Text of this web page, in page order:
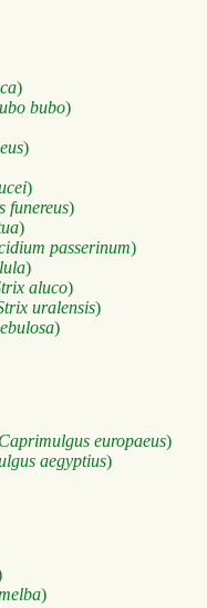
)
bubo)
)
)
funereus)
)
passerinum)
)
aluco)
uralensis)
)
Caprimulgus europaeus)
aegyptius)
)